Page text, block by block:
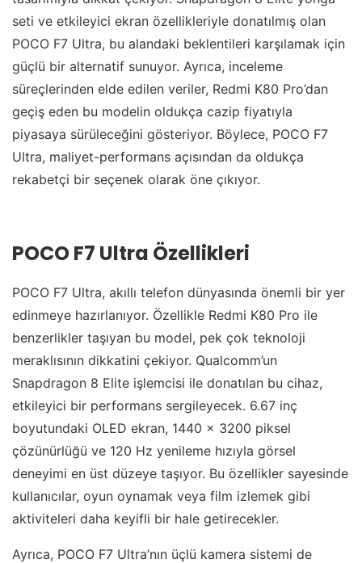
seti ve etkileyici ekran özellikleriyle donatılmış olan
POCO F7 Ultra, bu alandaki beklentileri karşılamak için
güçlü bir alternatif sunuyor. Ayrıca, inceleme
süreçlerinden elde edilen veriler, Redmi K80 Pro’dan
geçiş eden bu modelin oldukça cazip fiyatıyla
piyasaya sürüleceğini gösteriyor. Böylece, POCO F7
Ultra, maliyet-performans açısından da oldukça
rekabetçi bir seçenek olarak öne çıkıyor.
POCO F7 Ultra Özellikleri
POCO F7 Ultra, akıllı telefon dünyasında önemli bir yer
edinmeye hazırlanıyor. Özellikle Redmi K80 Pro ile
benzerlikler taşıyan bu model, pek çok teknoloji
meraklısının dikkatini çekiyor. Qualcomm’un
Snapdragon 8 Elite işlemcisi ile donatılan bu cihaz,
etkileyici bir performans sergileyecek. 6.67 inç
boyutundaki OLED ekran, 1440 x 3200 piksel
çözünürlüğü ve 120 Hz yenileme hızıyla görsel
deneyimi en üst düzeye taşıyor. Bu özellikler sayesinde
kullanıcılar, oyun oynamak veya film izlemek gibi
aktiviteleri daha keyifli bir hale getirecekler.
Ayrıca, POCO F7 Ultra’nın üçlü kamera sistemi de